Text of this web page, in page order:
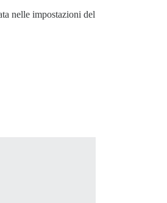
nelle impostazioni del